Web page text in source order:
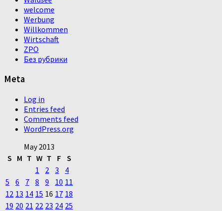
welcome
Werbung
Willkommen
Wirtschaft
ZPO
Без рубрики
Meta
Log in
Entries feed
Comments feed
WordPress.org
May 2013
S M T W T F S
1
2 3
4
5
6 7 8 9 10 11
12 13 14 15 16 17 18
19 20 21 22 23 24 25